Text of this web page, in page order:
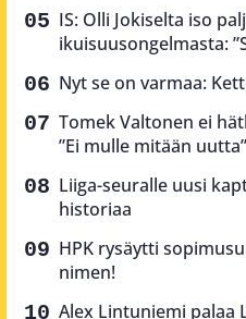
IS: Olli Jokiselta iso
ikuisuusongelmasta:
Nyt se on varmaa:
Tomek Valtonen ei
”Ei mulle mitään uutta”
Liiga-seuralle uusi
historiaa
HPK rysäytti
nimen!
Alex Lintuniemi palaa